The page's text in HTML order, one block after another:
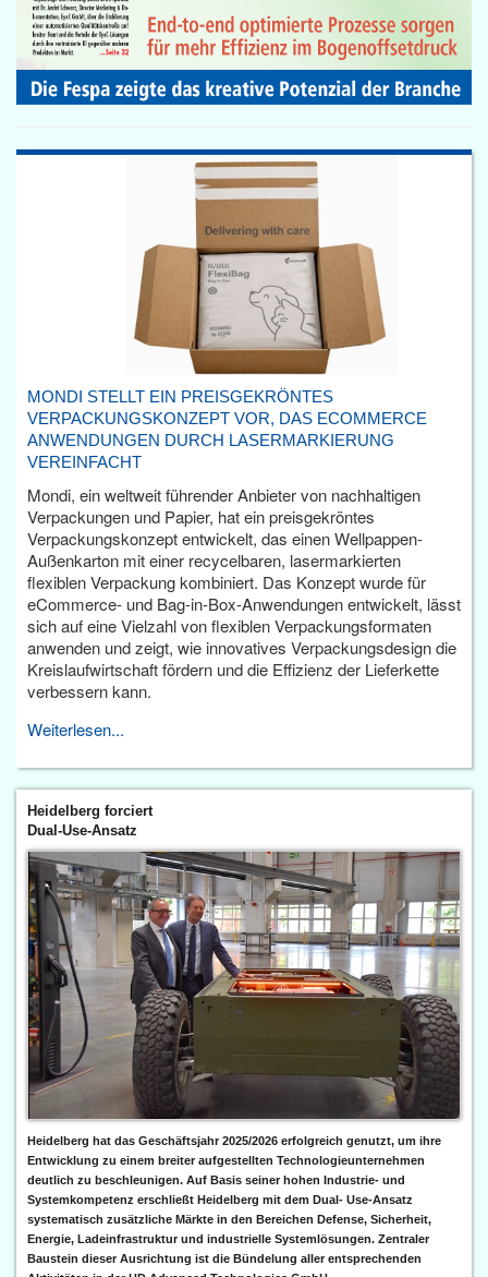
MONDI STELLT EIN PREISGEKRÖNTES
VERPACKUNGSKONZEPT VOR, DAS ECOMMERCE
ANWENDUNGEN DURCH LASERMARKIERUNG
VEREINFACHT
Mondi, ein weltweit führender Anbieter von nachhaltigen
Verpackungen und Papier, hat ein preisgekröntes
Verpackungskonzept entwickelt, das einen Wellpappen-
Außenkarton mit einer recycelbaren, lasermarkierten
flexiblen Verpackung kombiniert. Das Konzept wurde für
eCommerce- und Bag-in-Box-Anwendungen entwickelt, lässt
sich auf eine Vielzahl von flexiblen Verpackungsformaten
anwenden und zeigt, wie innovatives Verpackungsdesign die
Kreislaufwirtschaft fördern und die Effizienz der Lieferkette
verbessern kann.
Weiterlesen...
Heidelberg forciert
Dual-Use-Ansatz
Heidelberg hat das Geschäftsjahr 2025/2026 erfolgreich genutzt, um ihre
Entwicklung zu einem breiter aufgestellten Technologieunternehmen
deutlich zu beschleunigen. Auf Basis seiner hohen Industrie- und
Systemkompetenz erschließt Heidelberg mit dem Dual- Use-Ansatz
systematisch zusätzliche Märkte in den Bereichen Defense, Sicherheit,
Energie, Ladeinfrastruktur und industrielle Systemlösungen. Zentraler
Baustein dieser Ausrichtung ist die Bündelung aller entsprechenden